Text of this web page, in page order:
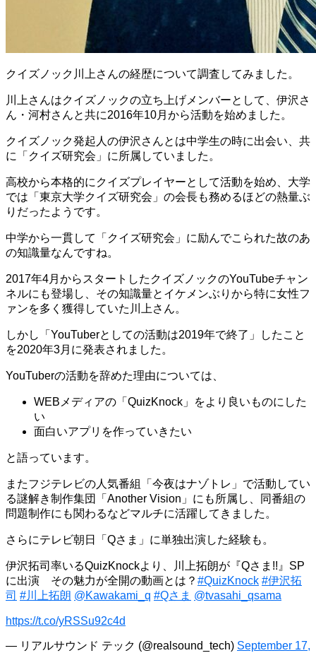
クイズノック川上さんの経歴について調査してみました。
川上さんはクイズノックの立ち上げメンバーとして、伊沢さ
ん・河村さんと共に2016年10月から活動を始めました。
クイズノック発起人の伊沢さんとは中学生の時に出会い、共
に「クイズ研究会」に所属していました。
高校から本格的にクイズプレイヤーとして活動を始め、大学
では「東京大学クイズ研究会」の会長も務めるほどの熱量ぶ
りだったようです。
中学から一貫して「クイズ研究会」に励んでこられた故のあ
の知識量なんですね。
2017年4月からスタートしたクイズノックのYouTubeチャン
ネルにも登場し、その知識量とイケメンぶりから特に女性フ
ァンを多く獲得していた川上さん。
しかし「YouTuberとしての活動は2019年で終了」したこと
を2020年3月に発表されました。
YouTuberの活動を辞めた理由については、
WEBメディアの「QuizKnock」をより良いものにした
い
面白いアプリを作っていきたい
と語っています。
またフジテレビの人気番組「今夜はナゾトレ」で活動してい
る謎解き制作集団「Another Vision」にも所属し、同番組の
問題制作にも関わるなどマルチに活躍してきました。
さらにテレビ朝日「Qさま」に単独出演した経験も。
伊沢拓司率いるQuizKnockより、川上拓朗が『Qさま!!』SP
に出演 その魅力が全開の動画とは？ #QuizKnock #伊沢拓
司 #川上拓朗 @Kawakami_q #Qさま @tvasahi_qsama
https://t.co/yRSSu92c4d
— リアルサウンド テック (@realsound_tech) September 17,